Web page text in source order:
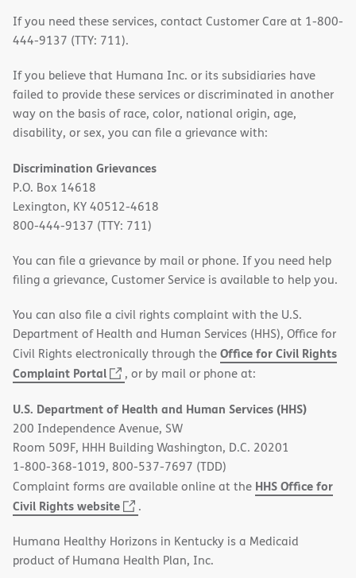
If you need these services, contact Customer Care at 1-800-
444-9137 (TTY: 711).
If you believe that Humana Inc. or its subsidiaries have
failed to provide these services or discriminated in another
way on the basis of race, color, national origin, age,
disability, or sex, you can file a grievance with:
Discrimination Grievances
P.O. Box 14618
Lexington, KY 40512-4618
800-444-9137 (TTY: 711)
You can file a grievance by mail or phone. If you need help
filing a grievance, Customer Service is available to help you.
You can also file a civil rights complaint with the U.S.
Department of Health and Human Services (HHS), Office for
Civil Rights electronically through theOffice for Civil Rights
Complaint Portal
(opens
new
window)
, or by mail or phone at:
U.S. Department of Health and Human Services (HHS)
200 Independence Avenue, SW
Room 509F, HHH Building Washington, D.C. 20201
1-800-368-1019, 800-537-7697 (TDD)
Complaint forms are available online at the HHS Office for
Civil Rights website
(opens
new
window)
.
Humana Healthy Horizons in Kentucky is a Medicaid
product of Humana Health Plan, Inc.